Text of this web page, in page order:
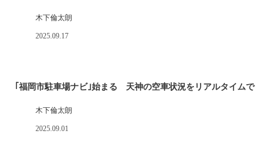
木下倫太朗
2025.09.17
｢福岡市駐車場ナビ｣始まる 天神の空車状況をリアルタイムで
木下倫太朗
2025.09.01